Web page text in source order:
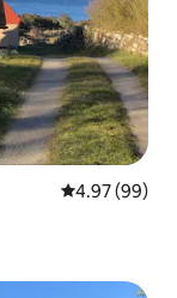
レビュー99
4.97 (99)